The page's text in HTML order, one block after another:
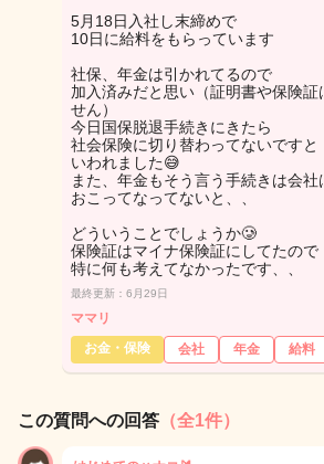
5月18日入社し末締めで
10日に給料をもらっています
社保、年金は引かれてるので
加入済みだと思い（証明書や保険証
せん）
今日国保脱退手続きにきたら
社会保険に切り替わってないですと
いわれました😅
また、年金もそう言う手続きは会社
おこってなってないと、、
どういうことでしょうか🥲
保険証はマイナ保険証にしてたので
特に何も考えてなかったです、、
最終更新：6月29日
ママリ
お金・保険
会社 年金 給料
この質問への回答 （全1件）